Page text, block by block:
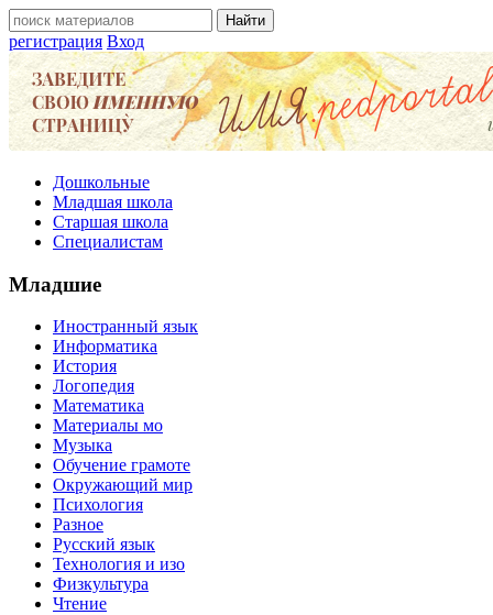
регистрация Вход
Дошкольные
Младшая школа
Старшая школа
Специалистам
Младшие
Иностранный язык
Информатика
История
Логопедия
Математика
Материалы мо
Музыка
Обучение грамоте
Окружающий мир
Психология
Разное
Русский язык
Технология и изо
Физкультура
Чтение